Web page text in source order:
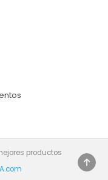
productos
TO